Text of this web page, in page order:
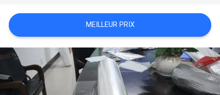
PLAN
DU
SITE
MEILLEUR PRIX